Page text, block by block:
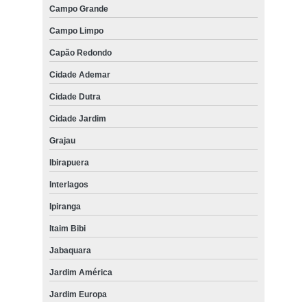
Campo Grande
Campo Limpo
Capão Redondo
Cidade Ademar
Cidade Dutra
Cidade Jardim
Grajau
Ibirapuera
Interlagos
Ipiranga
Itaim Bibi
Jabaquara
Jardim América
Jardim Europa